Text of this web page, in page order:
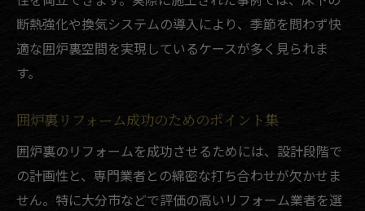
断熱強化や換気システムの導入により、季節を問わず快
適な囲炉裏空間を実現しているケースが多く見られま
す。
囲炉裏リフォーム成功のためのポイント集
囲炉裏のリフォームを成功させるためには、設計段階で
の計画性と、専門業者との綿密な打ち合わせが欠かせま
せん。特に大分市などで評価の高いリフォーム業者を選